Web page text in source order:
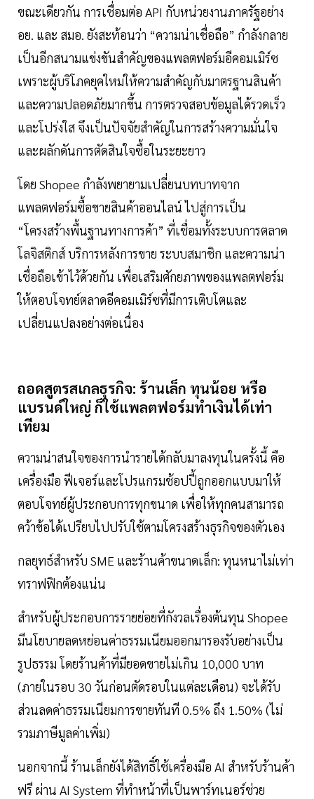
ขณะเดียวกัน การเชื่อมต่อ API กับหน่วยงานภาครัฐอย่าง
อย. และ สมอ. ยังสะท้อนว่า “ความน่าเชื่อถือ” กำลังกลาย
เป็นอีกสนามแข่งขันสำคัญของแพลตฟอร์มอีคอมเมิร์ซ
เพราะผู้บริโภคยุคใหม่ให้ความสำคัญกับมาตรฐานสินค้า
และความปลอดภัยมากขึ้น การตรวจสอบข้อมูลได้รวดเร็ว
และโปร่งใส จึงเป็นปัจจัยสำคัญในการสร้างความมั่นใจ
และผลักดันการตัดสินใจซื้อในระยะยาว
โดย Shopee กำลังพยายามเปลี่ยนบทบาทจาก
แพลตฟอร์มซื้อขายสินค้าออนไลน์ ไปสู่การเป็น
“โครงสร้างพื้นฐานทางการค้า” ที่เชื่อมทั้งระบบการตลาด
โลจิสติกส์ บริการหลังการขาย ระบบสมาชิก และความน่า
เชื่อถือเข้าไว้ด้วยกัน เพื่อเสริมศักยภาพของแพลตฟอร์ม
ให้ตอบโจทย์ตลาดอีคอมเมิร์ซที่มีการเติบโตและ
เปลี่ยนแปลงอย่างต่อเนื่อง
ถอดสูตรสเกลธุรกิจ: ร้านเล็ก ทุนน้อย หรือ
แบรนด์ใหญ่ ก็ใช้แพลตฟอร์มทำเงินได้เท่า
เทียม
ความน่าสนใจของการนำรายได้กลับมาลงทุนในครั้งนี้ คือ
เครื่องมือ ฟีเจอร์และโปรแกรมช้อปปี้ถูกออกแบบมาให้
ตอบโจทย์ผู้ประกอบการทุกขนาด เพื่อให้ทุกคนสามารถ
คว้าข้อได้เปรียบไปปรับใช้ตามโครงสร้างธุรกิจของตัวเอง
กลยุทธ์สำหรับ SME และร้านค้าขนาดเล็ก: ทุนหนาไม่เท่า
ทราฟฟิกต้องแน่น
สำหรับผู้ประกอบการรายย่อยที่กังวลเรื่องต้นทุน Shopee
มีนโยบายลดหย่อนค่าธรรมเนียมออกมารองรับอย่างเป็น
รูปธรรม โดยร้านค้าที่มียอดขายไม่เกิน 10,000 บาท
(ภายในรอบ 30 วันก่อนตัดรอบในแต่ละเดือน) จะได้รับ
ส่วนลดค่าธรรมเนียมการขายทันที 0.5% ถึง 1.50% (ไม่
รวมภาษีมูลค่าเพิ่ม)
นอกจากนี้ ร้านเล็กยังได้สิทธิ์ใช้เครื่องมือ AI สำหรับร้านค้า
ฟรี ผ่าน AI System ที่ทำหน้าที่เป็นพาร์ทเนอร์ช่วย